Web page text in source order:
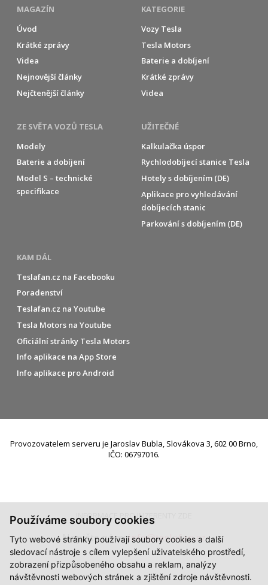
Používáme soubory cookies
Tyto webové stránky používají soubory cookies a další
sledovací nástroje s cílem vylepšení uživatelského prostředí,
zobrazení přizpůsobeného obsahu a reklam, analýzy
návštěvnosti webových stránek a zjištění zdroje návštěvnosti.
MAGAZÍN
Úvod
Krátké zprávy
Videa
Nejnovější články
Nejčtenější články
KATEGORIE
Vozy Tesla
Tesla Motors
Baterie a dobíjení
Krátké zprávy
Videa
ZE SVĚTA VOZŮ TESLA
Modely
Baterie a dobíjení
Model S – technické
specifikace
UŽITEČNÉ
Kalkulačka úspor
Rychlodobíjecí stanice Tesla
Hotely s dobíjením (DE)
Aplikace pro vyhledávání
dobíjecích stanic
Parkování s dobíjením (DE)
KAM DÁL
Teslafan.cz na Facebooku
Poradenství
Teslafan.cz na Youtube
Tesla Motors na Youtube
Oficiální stránky Tesla Motors
Info aplikace na App Store
Info aplikace pro Android
Provozovatelem serveru je Jaroslav Bubla, Slovákova 3, 602 00 Brno,
IČO: 06797016.
INFORMACE PRO INZERENTY ZDE
Napište nám:info@teslafan.cz